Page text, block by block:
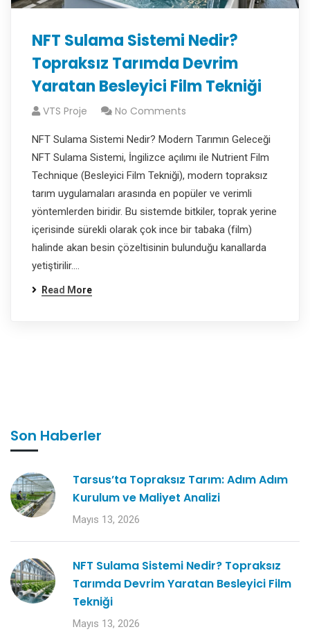
NFT Sulama Sistemi Nedir?
Topraksız Tarımda Devrim
Yaratan Besleyici Film Tekniği
VTS Proje No Comments
NFT Sulama Sistemi Nedir? Modern Tarımın Geleceği
NFT Sulama Sistemi, İngilizce açılımı ile Nutrient Film
Technique (Besleyici Film Tekniği), modern topraksız
tarım uygulamaları arasında en popüler ve verimli
yöntemlerden biridir. Bu sistemde bitkiler, toprak yerine
içerisinde sürekli olarak çok ince bir tabaka (film)
halinde akan besin çözeltisinin bulunduğu kanallarda
yetiştirilir.…
Read More
Son Haberler
Tarsus’ta Topraksız Tarım: Adım Adım
Kurulum ve Maliyet Analizi
Mayıs 13, 2026
NFT Sulama Sistemi Nedir? Topraksız
Tarımda Devrim Yaratan Besleyici Film
Tekniği
Mayıs 13, 2026